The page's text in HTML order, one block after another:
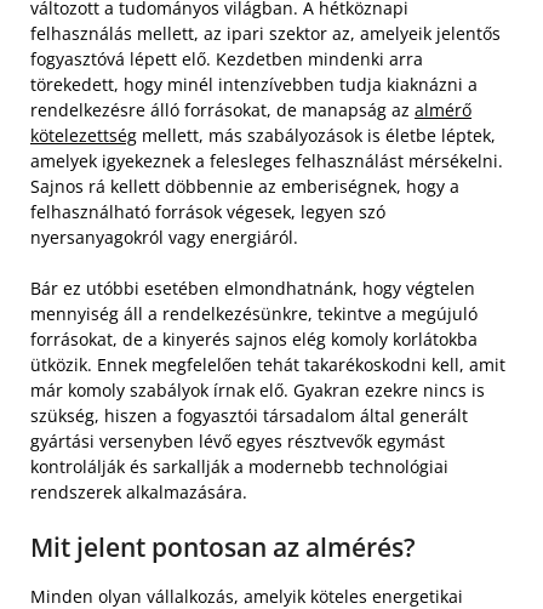
változott a tudományos világban. A hétköznapi
felhasználás mellett, az ipari szektor az, amelyeik jelentős
fogyasztóvá lépett elő. Kezdetben mindenki arra
törekedett, hogy minél intenzívebben tudja kiaknázni a
rendelkezésre álló forrásokat, de manapság az almérő
kötelezettség mellett, más szabályozások is életbe léptek,
amelyek igyekeznek a felesleges felhasználást mérsékelni.
Sajnos rá kellett döbbennie az emberiségnek, hogy a
felhasználható források végesek, legyen szó
nyersanyagokról vagy energiáról.
Bár ez utóbbi esetében elmondhatnánk, hogy végtelen
mennyiség áll a rendelkezésünkre, tekintve a megújuló
forrásokat, de a kinyerés sajnos elég komoly korlátokba
ütközik. Ennek megfelelően tehát takarékoskodni kell, amit
már komoly szabályok írnak elő. Gyakran ezekre nincs is
szükség, hiszen a fogyasztói társadalom által generált
gyártási versenyben lévő egyes résztvevők egymást
kontrolálják és sarkallják a modernebb technológiai
rendszerek alkalmazására.
Mit jelent pontosan az almérés?
Minden olyan vállalkozás, amelyik köteles energetikai